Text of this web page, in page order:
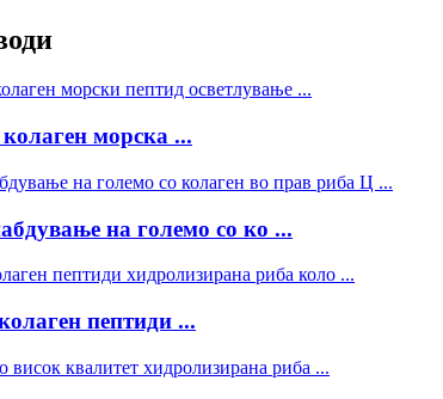
морска ...
на големо со ко ...
пептиди ...